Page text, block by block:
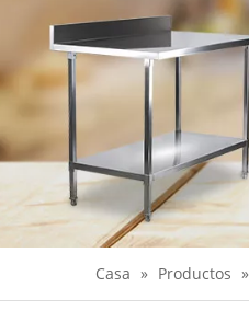
Casa » Productos »